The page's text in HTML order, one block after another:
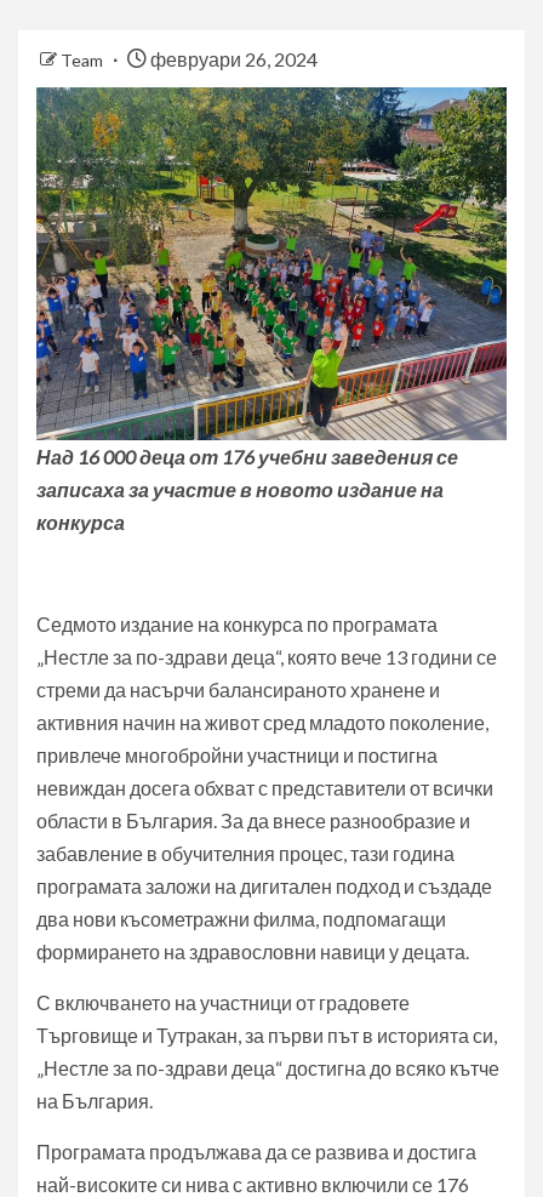
Team февруари 26, 2024
Над 16 000 деца от 176 учебни заведения се
записаха за участие в новото издание на
конкурса
Седмото издание на конкурса по програмата
„Нестле за по-здрави деца“, която вече 13 години се
стреми да насърчи балансираното хранене и
активния начин на живот сред младото поколение,
привлече многобройни участници и постигна
невиждан досега обхват с представители от всички
области в България. За да внесе разнообразие и
забавление в обучителния процес, тази година
програмата заложи на дигитален подход и създаде
два нови късометражни филма, подпомагащи
формирането на здравословни навици у децата.
С включването на участници от градовете
Търговище и Тутракан, за първи път в историята си,
„Нестле за по-здрави деца“ достигна до всяко кътче
на България.
Програмата продължава да се развива и достига
най-високите си нива с активно включили се 176